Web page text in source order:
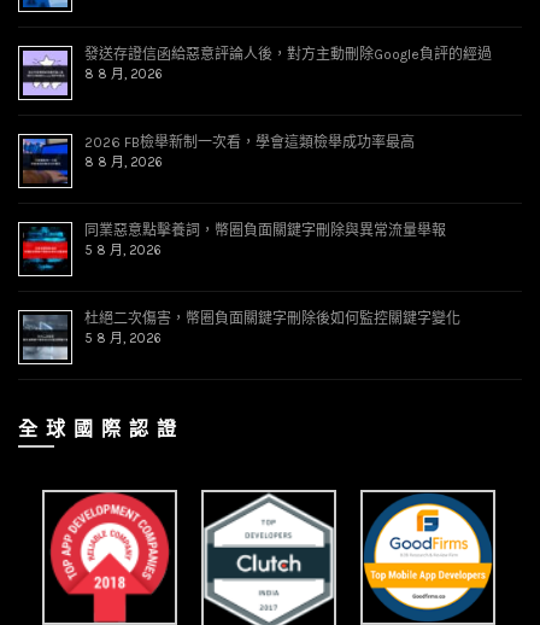
發送存證信函給惡意評論人後，對方主動刪除Google負評的經過
8 8 月, 2026
2026 FB檢舉新制一次看，學會這類檢舉成功率最高
8 8 月, 2026
同業惡意點擊養詞，幣圈負面關鍵字刪除與異常流量舉報
5 8 月, 2026
杜絕二次傷害，幣圈負面關鍵字刪除後如何監控關鍵字變化
5 8 月, 2026
全 球 國 際 認 證